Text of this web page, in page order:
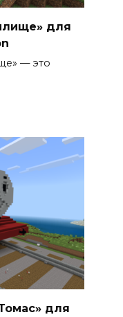
для
— это
для